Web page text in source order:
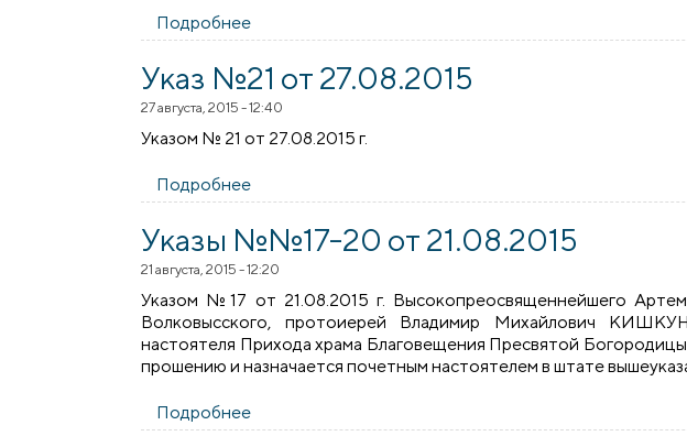
Подробнее
Указ №21 от 27.08.2015
27 августа, 2015 - 12:40
Указом № 21 от 27.08.2015 г.
Подробнее
Указы №№17-20 от 21.08.2015
21 августа, 2015 - 12:20
Указом №17 от 21.08.2015 г. Высокопреосвященнейшего
Волковысского, протоиерей Владимир Михайлович
настоятеля Прихода храма Благовещения Пресвятой
прошению и назначается почетным настоятелем в штате
Подробнее